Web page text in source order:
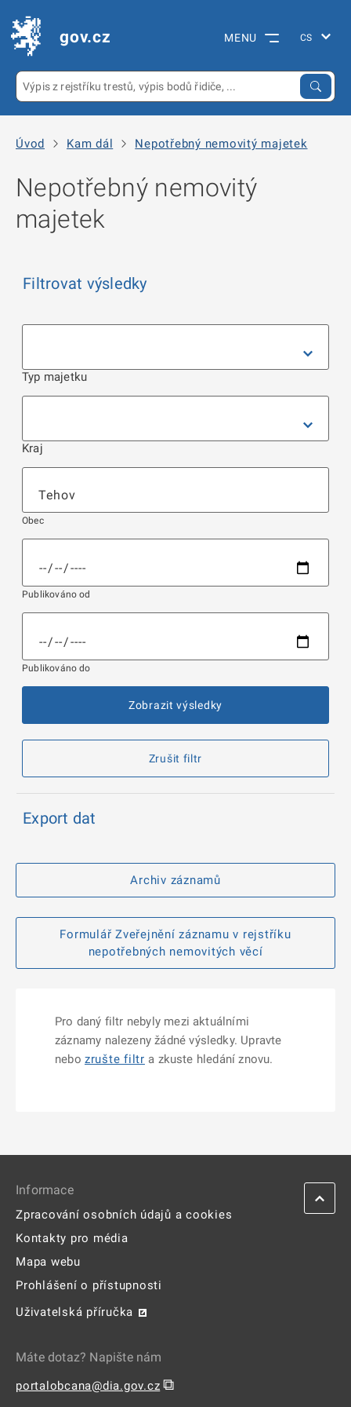
gov.cz MENU
Úvod Kam dál Nepotřebný nemovitý majetek
Nepotřebný nemovitý
majetek
Filtrovat výsledky
Typ majetku
Kraj
Obec
Publikováno od
Publikováno do
Zobrazit výsledky
Zrušit filtr
Export dat
Archiv záznamů
Formulář Zveřejnění záznamu v rejstříku
nepotřebných nemovitých věcí
Pro daný filtr nebyly mezi aktuálními
záznamy nalezeny žádné výsledky. Upravte
nebo zrušte filtr a zkuste hledání znovu.
Informace
Zpracování osobních údajů a cookies
Kontakty pro média
Mapa webu
Prohlášení o přístupnosti
Uživatelská příručka
Máte dotaz? Napište nám
portalobcana@dia.gov.cz ⧉